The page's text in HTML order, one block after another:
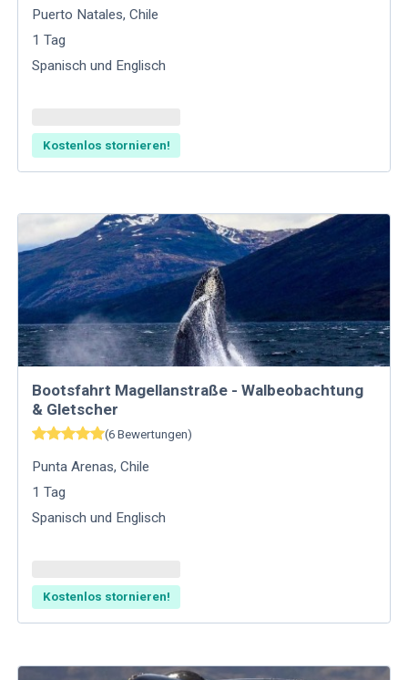
Puerto Natales,Chile
1 Tag
Spanisch und Englisch
Kostenlos stornieren!
Bootsfahrt Magellanstraße - Walbeobachtung
& Gletscher
(6 Bewertungen)
Punta Arenas,Chile
1 Tag
Spanisch und Englisch
Kostenlos stornieren!